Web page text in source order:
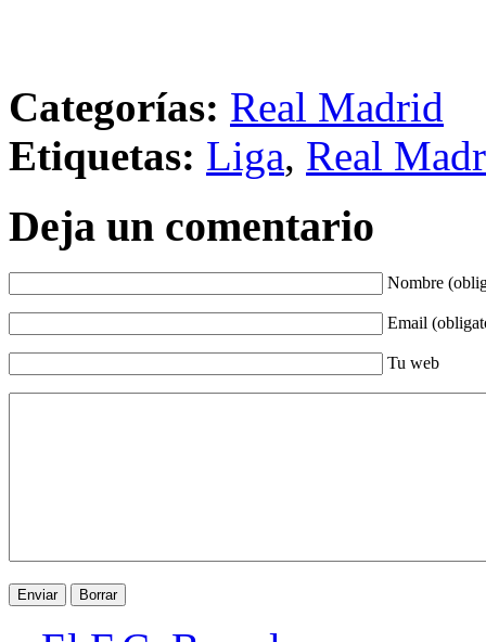
Categorías: Real Madrid
Etiquetas: Liga, Real
Deja un comentario
Nombre
Email
Tu web